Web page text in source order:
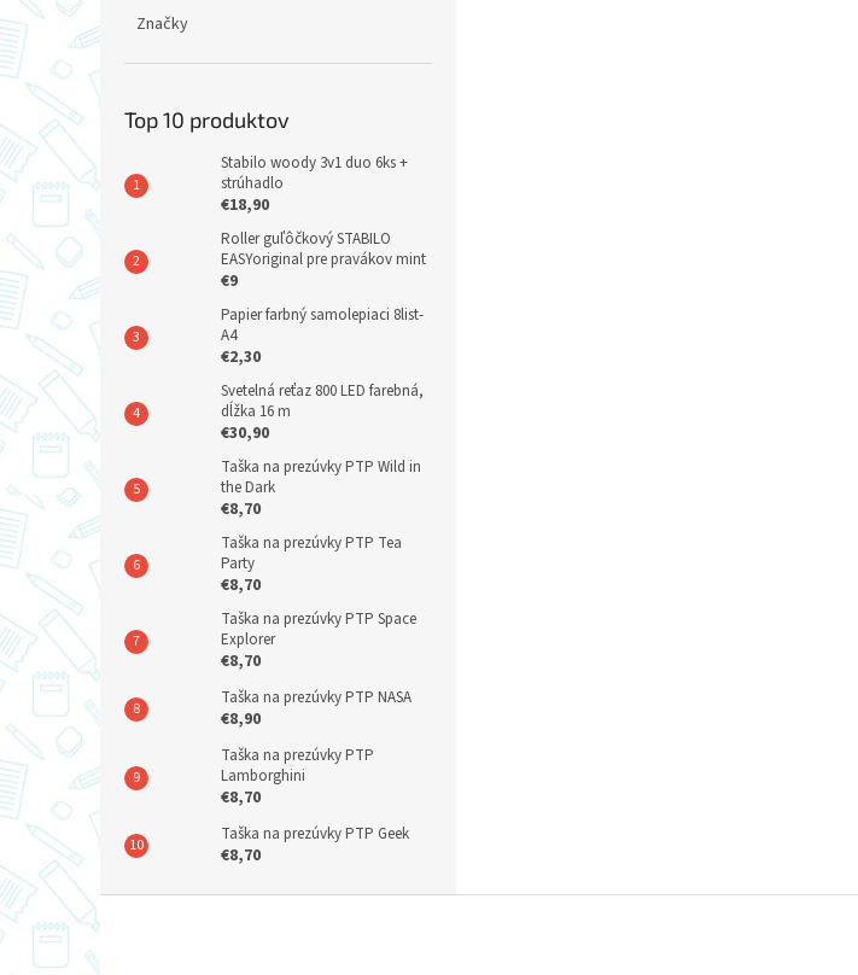
Značky
Top 10 produktov
Stabilo woody 3v1 duo 6ks +
strúhadlo
€18,90
Roller guľôčkový STABILO
EASYoriginal pre pravákov mint
€9
Papier farbný samolepiaci 8list-
A4
€2,30
Svetelná reťaz 800 LED farebná,
dĺžka 16 m
€30,90
Taška na prezúvky PTP Wild in
the Dark
€8,70
Taška na prezúvky PTP Tea
Party
€8,70
Taška na prezúvky PTP Space
Explorer
€8,70
Taška na prezúvky PTP NASA
€8,90
Taška na prezúvky PTP
Lamborghini
€8,70
Taška na prezúvky PTP Geek
€8,70
Z
á